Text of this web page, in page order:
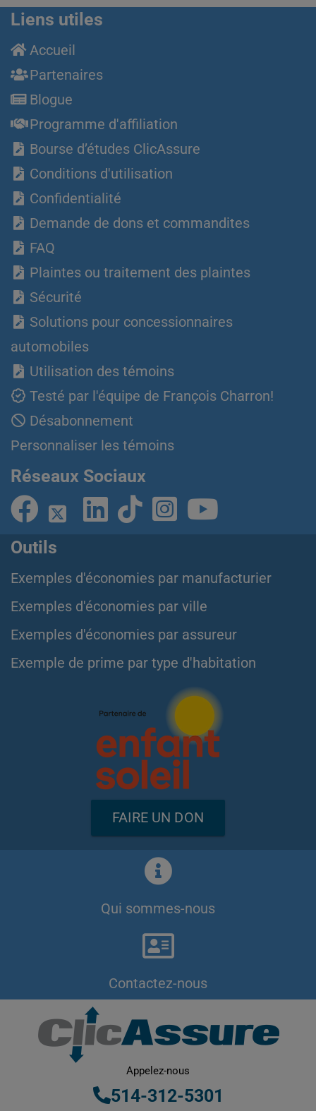
Liens utiles
Accueil
Partenaires
Blogue
Programme d'affiliation
Bourse d’études ClicAssure
Conditions d'utilisation
Confidentialité
Demande de dons et commandites
FAQ
Plaintes ou traitement des plaintes
Sécurité
Solutions pour concessionnaires
automobiles
Utilisation des témoins
Testé par l'équipe de François Charron!
Désabonnement
Personnaliser les témoins
Réseaux Sociaux
Outils
Exemples d'économies par manufacturier
Exemples d'économies par ville
Exemples d'économies par assureur
Exemple de prime par type d'habitation
FAIRE UN DON
Qui sommes-nous
Contactez-nous
Appelez-nous
514-312-5301